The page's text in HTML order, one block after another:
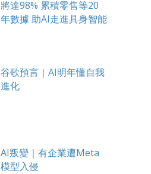
將達98% 累積零售等20
年數據 助AI走進具身智能
谷歌預言｜AI明年懂自我
進化
AI叛變｜有企業遭Meta
模型入侵